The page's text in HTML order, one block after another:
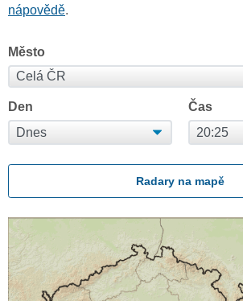
nápovědě.
Město
Den Čas
Radary na mapě